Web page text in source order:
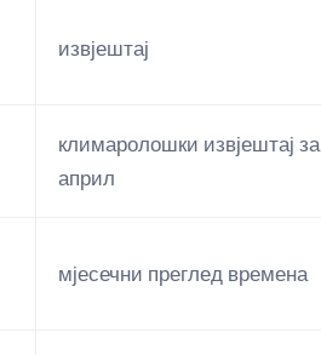
извјештај
климаролошки извјештај за
април
мјесечни преглед времена